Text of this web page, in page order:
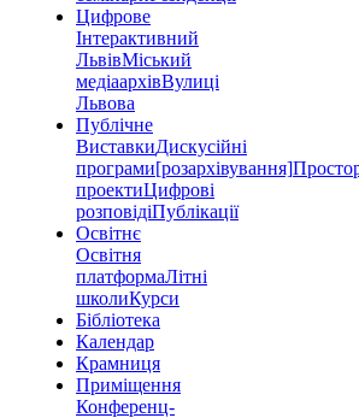
Цифрове
Інтерактивний
ЛьвівМіський
медіаархівВулиці
Львова
Публічне
ВиставкиДискусійні
програми[розархівування]
проектиЦифрові
розповідіПублікації
Освітнє
Освітня
платформаЛітні
школиКурси
Бібліотека
Календар
Крамниця
Приміщення
Конференц-